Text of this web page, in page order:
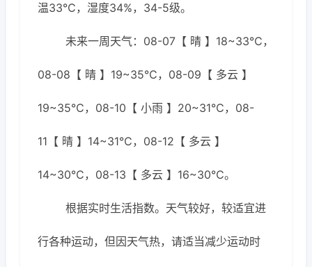
温33℃，湿度34%，34-5级。
未来一周天气：08-07【 晴 】18~33℃，
08-08【 晴 】19~35℃，08-09【 多云 】
19~35℃，08-10【 小雨 】20~31℃，08-
11【 晴 】14~31℃，08-12【 多云 】
14~30℃，08-13【 多云 】16~30℃。
根据实时生活指数。天气较好，较适宜进
行各种运动，但因天气热，请适当减少运动时